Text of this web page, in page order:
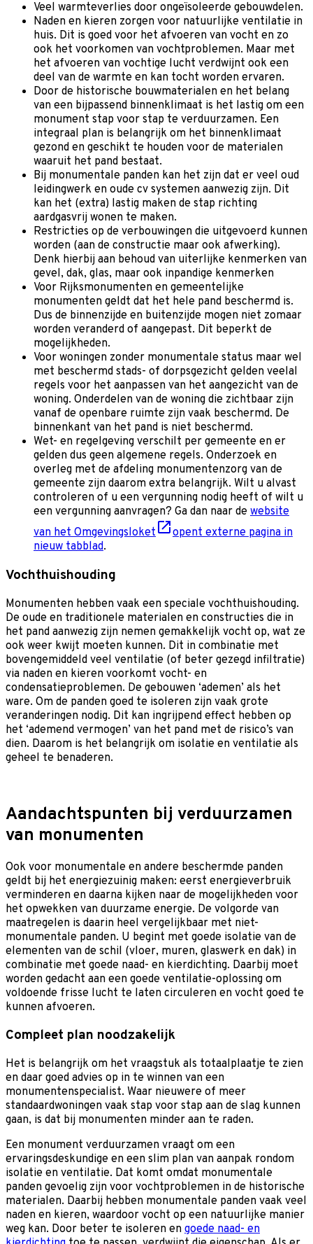
Veel warmteverlies door ongeïsoleerde gebouwdelen.
Naden en kieren zorgen voor natuurlijke ventilatie in
huis. Dit is goed voor het afvoeren van vocht en zo
ook het voorkomen van vochtproblemen. Maar met
het afvoeren van vochtige lucht verdwijnt ook een
deel van de warmte en kan tocht worden ervaren.
Door de historische bouwmaterialen en het belang
van een bijpassend binnenklimaat is het lastig om een
monument stap voor stap te verduurzamen. Een
integraal plan is belangrijk om het binnenklimaat
gezond en geschikt te houden voor de materialen
waaruit het pand bestaat.
Bij monumentale panden kan het zijn dat er veel oud
leidingwerk en oude cv systemen aanwezig zijn. Dit
kan het (extra) lastig maken de stap richting
aardgasvrij wonen te maken.
Restricties op de verbouwingen die uitgevoerd kunnen
worden (aan de constructie maar ook afwerking).
Denk hierbij aan behoud van uiterlijke kenmerken van
gevel, dak, glas, maar ook inpandige kenmerken
Voor Rijksmonumenten en gemeentelijke
monumenten geldt dat het hele pand beschermd is.
Dus de binnenzijde en buitenzijde mogen niet zomaar
worden veranderd of aangepast. Dit beperkt de
mogelijkheden.
Voor woningen zonder monumentale status maar wel
met beschermd stads- of dorpsgezicht gelden veelal
regels voor het aanpassen van het aangezicht van de
woning. Onderdelen van de woning die zichtbaar zijn
vanaf de openbare ruimte zijn vaak beschermd. De
binnenkant van het pand is niet beschermd.
Wet- en regelgeving verschilt per gemeente en er
gelden dus geen algemene regels. Onderzoek en
overleg met de afdeling monumentenzorg van de
gemeente zijn daarom extra belangrijk. Wilt u alvast
controleren of u een vergunning nodig heeft of wilt u
een vergunning aanvragen? Ga dan naar de website
van het Omgevingsloket
opent externe pagina in
nieuw tabblad.
Vochthuishouding
Monumenten hebben vaak een speciale vochthuishouding.
De oude en traditionele materialen en constructies die in
het pand aanwezig zijn nemen gemakkelijk vocht op, wat ze
ook weer kwijt moeten kunnen. Dit in combinatie met
bovengemiddeld veel ventilatie (of beter gezegd infiltratie)
via naden en kieren voorkomt vocht- en
condensatieproblemen. De gebouwen ‘ademen’ als het
ware. Om de panden goed te isoleren zijn vaak grote
veranderingen nodig. Dit kan ingrijpend effect hebben op
het ‘ademend vermogen’ van het pand met de risico’s van
dien. Daarom is het belangrijk om isolatie en ventilatie als
geheel te benaderen.
Aandachtspunten bij verduurzamen
van monumenten
Ook voor monumentale en andere beschermde panden
geldt bij het energiezuinig maken: eerst energieverbruik
verminderen en daarna kijken naar de mogelijkheden voor
het opwekken van duurzame energie. De volgorde van
maatregelen is daarin heel vergelijkbaar met niet-
monumentale panden. U begint met goede isolatie van de
elementen van de schil (vloer, muren, glaswerk en dak) in
combinatie met goede naad- en kierdichting. Daarbij moet
worden gedacht aan een goede ventilatie-oplossing om
voldoende frisse lucht te laten circuleren en vocht goed te
kunnen afvoeren.
Compleet plan noodzakelijk
Het is belangrijk om het vraagstuk als totaalplaatje te zien
en daar goed advies op in te winnen van een
monumentenspecialist. Waar nieuwere of meer
standaardwoningen vaak stap voor stap aan de slag kunnen
gaan, is dat bij monumenten minder aan te raden.
Een monument verduurzamen vraagt om een
ervaringsdeskundige en een slim plan van aanpak rondom
isolatie en ventilatie. Dat komt omdat monumentale
panden gevoelig zijn voor vochtproblemen in de historische
materialen. Daarbij hebben monumentale panden vaak veel
naden en kieren, waardoor vocht op een natuurlijke manier
weg kan. Door beter te isoleren en goede naad- en